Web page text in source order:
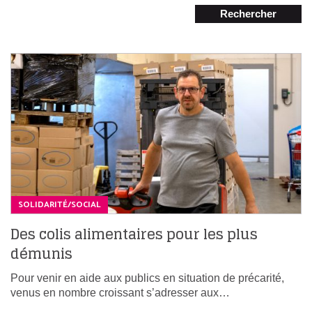
Rechercher
SOLIDARITÉ/SOCIAL
Des colis alimentaires pour les plus
démunis
Pour venir en aide aux publics en situation de précarité,
venus en nombre croissant s’adresser aux…